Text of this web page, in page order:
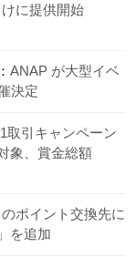
に提供開始
ANAP が大型イベ
決定
取引キャンペーン
象、賞金総額
のポイント交換先に
を追加